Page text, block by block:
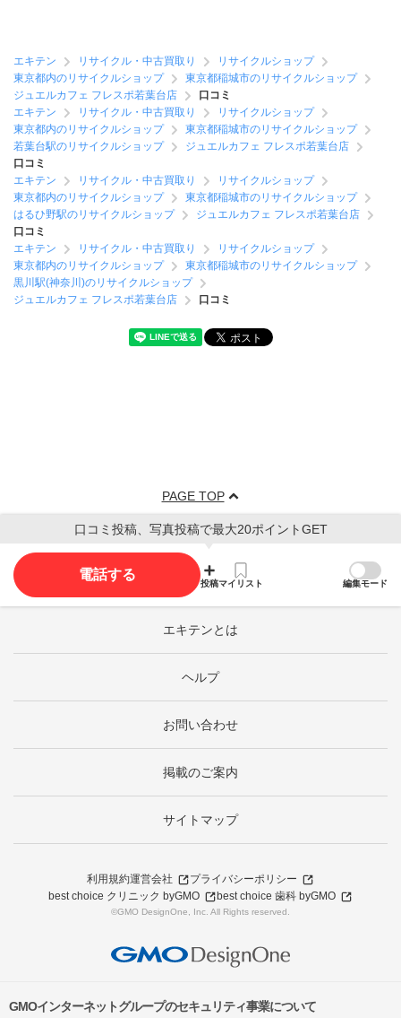
エキテン リサイクル・中古買取り
リサイクルショップ
東京都内のリサイクルショップ
東京都稲城市のリサイクルショップ
ジュエルカフェ フレスポ若葉台店
口コミ
エキテン
リサイクル・中古買取り
リサイクルショップ
東京都内のリサイクルショップ
東京都稲城市のリサイクルショップ
若葉台駅のリサイクルショップ
ジュエルカフェ フレスポ若葉台店
口コミ
エキテン
リサイクル・中古買取り
リサイクルショップ
東京都内のリサイクルショップ
東京都稲城市のリサイクルショップ
はるひ野駅のリサイクルショップ
ジュエルカフェ フレスポ若葉台店
口コミ
エキテン
リサイクル・中古買取り
リサイクルショップ
東京都内のリサイクルショップ
東京都稲城市のリサイクルショップ
黒川駅(神奈川)のリサイクルショップ
ジュエルカフェ フレスポ若葉台店
口コミ
PAGE TOP
口コミ投稿、写真投稿で最大20ポイントGET
電話する
投稿マイリスト 編集モード
エキテンとは
ヘルプ
お問い合わせ
掲載のご案内
サイトマップ
利用規約運営会社
プライバシーポリシー
best choice クリニック byGMO
best choice 歯科 byGMO
©GMO DesignOne, Inc. All Rights reserved.
GMOインターネットグループのセキュリティ事業について